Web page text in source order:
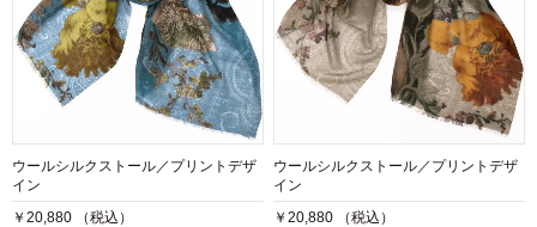
ウールシルクストール／プリントデザ
イン
￥20,880 （税込）
ウールシルクストール／プリントデザ
イン
￥20,880 （税込）